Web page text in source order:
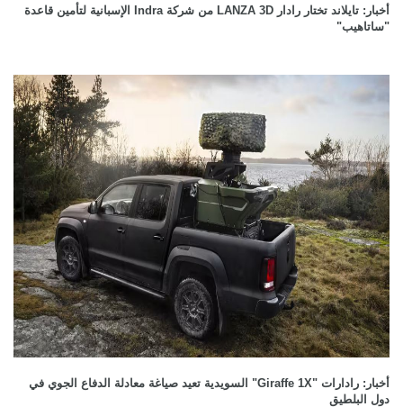
أخبار: تايلاند تختار رادار LANZA 3D من شركة Indra الإسبانية لتأمين قاعدة
"ساتاهيب"
أخبار: رادارات "Giraffe 1X" السويدية تعيد صياغة معادلة الدفاع الجوي في
دول البلطيق